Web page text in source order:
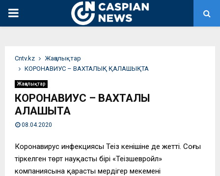
PRIMARY
Сntv.kz
Жаңалықтар
КОРОНАВИУС – ВАХТАЛЫҚ ҚАЛАШЫҚТА
Жаңалықтар
КОРОНАВИУС – ВАХТАЛЫҚ
ҚАЛАШЫҚТА
08.04.2020
Коронавирус инфекциясы Теңіз кенішіне де жетті. Соңғы
тіркелген төрт науқастың бірі «Теңізшевройл»
компаниясына қарасты мердігер мекеменің